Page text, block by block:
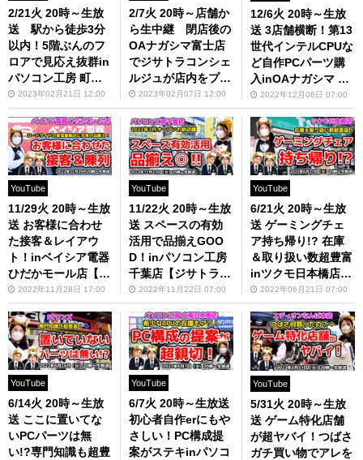
2/21火 20時～生放
送 駅から徒歩3分
以内！5階ぶんのフ
ロアで見応え抜群in
パソコン工房 町田
店【ジサトラコンシ
ェルジュ】
2023年02月21日 12:00
2/7火 20時～店舗か
ら生中継 閉店後の
OAナガシマ富士店
でジサトラコンシェ
ルジュが店内をプチ
改装？【ジサトラコ
ンシェルジュ】
2023年02月07日 12:00
12/6火 20時～生放
送 3店舗横断！第13
世代インテルCPUな
ど自作PCパーツ購
入inOAナガシマ 浜
松＆静岡＆沼津本店
【ジサトラコンシェ
ルジュ】
2022年12月06日 07:00
YouTube
11/29火 20時～生放
送 お客様に合わせ
た接客＆レイアウ
ト！inベイシア電器
ひだかモール店【ジ
サトラコンシェルジ
ュ】
2022年11月28日 17:00
YouTube
11/22火 20時～生放
送 スペースの有効
活用で品揃えGOO
D！inパソコン工房
千葉店【ジサトラコ
ンシェルジュ】
2022年11月22日 07:00
YouTube
6/21火 20時～生放
送 ゲーミングチェ
ア持ち帰り!? 在庫
＆取り扱い数超豊富
inツクモ日本橋店
【ジサトラコンシェ
ルジュ】
2022年06月21日 07:00
YouTube
6/14火 20時～生放
送 ここに置いてな
いPCパーツは無
い!?専門知識も超豊
YouTube
6/7火 20時～生放送
初心者自作erにもや
さしい！PC構成提
案がステキinパソコ
YouTube
5/31火 20時～生放
送 ゲーム特化店舗
が超ヤバイ！つばさ
ガチ買い物でアレを